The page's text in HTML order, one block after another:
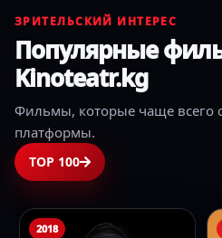
ЗРИТЕЛЬСКИЙ ИНТЕРЕС
Популярные
Kinoteatr.kg
Фильмы, которые чаще всего
платформы.
TOP 100
2018